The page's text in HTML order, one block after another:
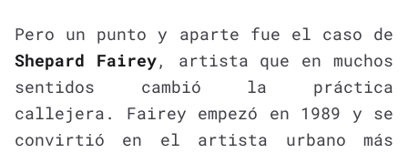
Pero un punto y aparte fue el caso de
Shepard Fairey, artista que en muchos
sentidos cambió la práctica
callejera. Fairey empezó en 1989 y se
convirtió en el artista urbano más